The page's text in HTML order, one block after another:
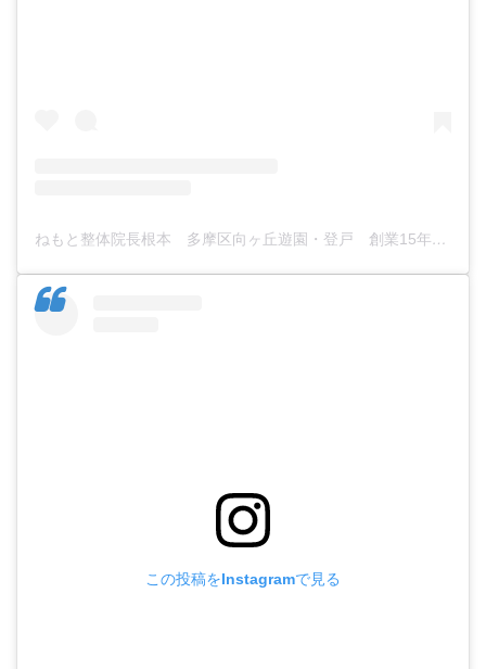
ねもと整体院長根本 多摩区向ヶ丘遊園・登戸 創業15年有限会社ディーエスシーエス代表取締役(@nemotoseitai777)がシェアした投稿
この投稿をInstagramで見る